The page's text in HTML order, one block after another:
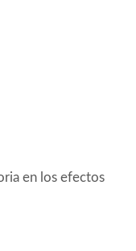
en los efectos